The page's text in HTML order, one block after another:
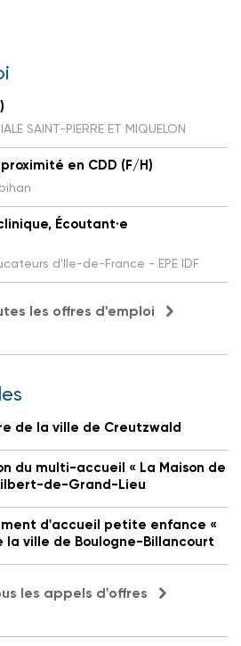
SAINT-PIERRE ET MIQUELON
en CDD (F/H)
Écoutant·e
d'Ile-de-France - EPE IDF
les offres d'emploi
de la ville de Creutzwald
du multi-accueil « La Maison de
de-Grand-Lieu
d'accueil petite enfance «
la ville de Boulogne-Billancourt
les appels d'offres